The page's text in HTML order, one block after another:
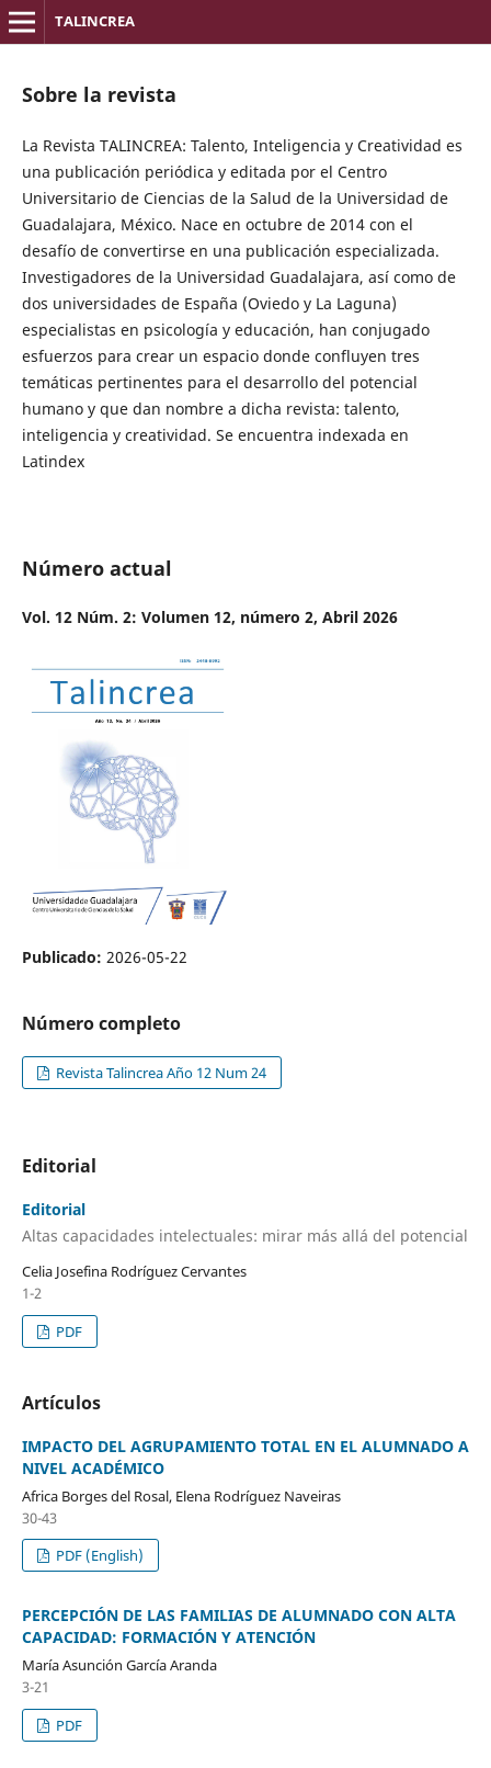
TALINCREA
Sobre la revista
La Revista TALINCREA: Talento, Inteligencia y Creatividad es
una publicación periódica y editada por el Centro
Universitario de Ciencias de la Salud de la Universidad de
Guadalajara, México. Nace en octubre de 2014 con el
desafío de convertirse en una publicación especializada.
Investigadores de la Universidad Guadalajara, así como de
dos universidades de España (Oviedo y La Laguna)
especialistas en psicología y educación, han conjugado
esfuerzos para crear un espacio donde confluyen tres
temáticas pertinentes para el desarrollo del potencial
humano y que dan nombre a dicha revista: talento,
inteligencia y creatividad. Se encuentra indexada en
Latindex
Número actual
Vol. 12 Núm. 2: Volumen 12, número 2, Abril 2026
Publicado: 2026-05-22
Número completo
Revista Talincrea Año 12 Num 24
Editorial
Editorial
Altas capacidades intelectuales: mirar más allá del potencial
Celia Josefina Rodríguez Cervantes
1-2
PDF
Artículos
IMPACTO DEL AGRUPAMIENTO TOTAL EN EL ALUMNADO A
NIVEL ACADÉMICO
Africa Borges del Rosal, Elena Rodríguez Naveiras
30-43
PDF (English)
PERCEPCIÓN DE LAS FAMILIAS DE ALUMNADO CON ALTA
CAPACIDAD: FORMACIÓN Y ATENCIÓN
María Asunción García Aranda
3-21
PDF